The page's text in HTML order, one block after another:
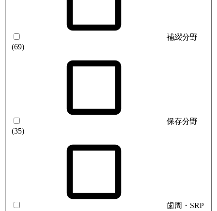
補綴分野
(69)
保存分野
(35)
歯周・SRP